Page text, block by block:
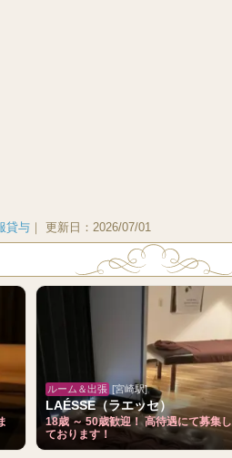
貸与 ｜ 更新日： 2026/07/01
ルーム＆出張 [宮崎駅]
LAÉSSE（ラエッセ）
18歳 ～ 50歳歓迎！ 高待遇にて募集し
ております！